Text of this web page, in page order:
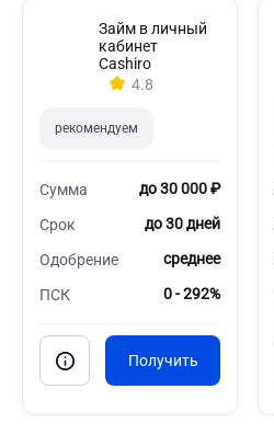
Займ в личный
кабинет
Cashiro
4.8
рекомендуем
Сумма до 30 000 ₽
Срок до 30 дней
Одобрение среднее
ПСК 0 - 292%